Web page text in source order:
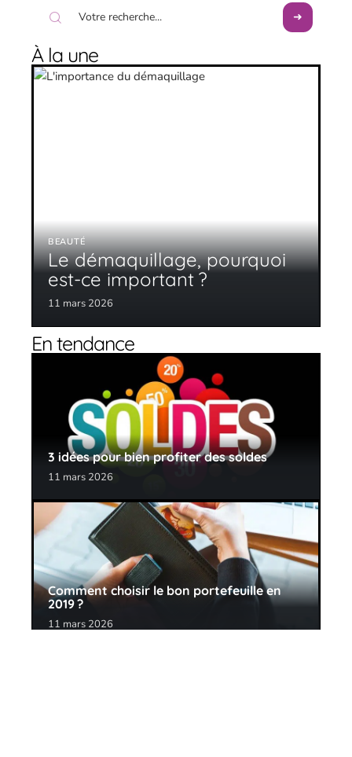
À la une
BEAUTÉ
Le démaquillage, pourquoi
est-ce important ?
11 mars 2026
En tendance
3 idées pour bien profiter des soldes
11 mars 2026
Comment choisir le bon portefeuille en
2019 ?
11 mars 2026